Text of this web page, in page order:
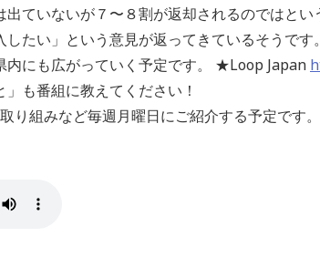
ていないが７〜８割が返却されるのではと
したい」という意見が返ってきているそうで
内にも広がっていく予定です。 ★Loop Japan
も番組に教えてください！
り組みなど毎週月曜日にご紹介する予定です。